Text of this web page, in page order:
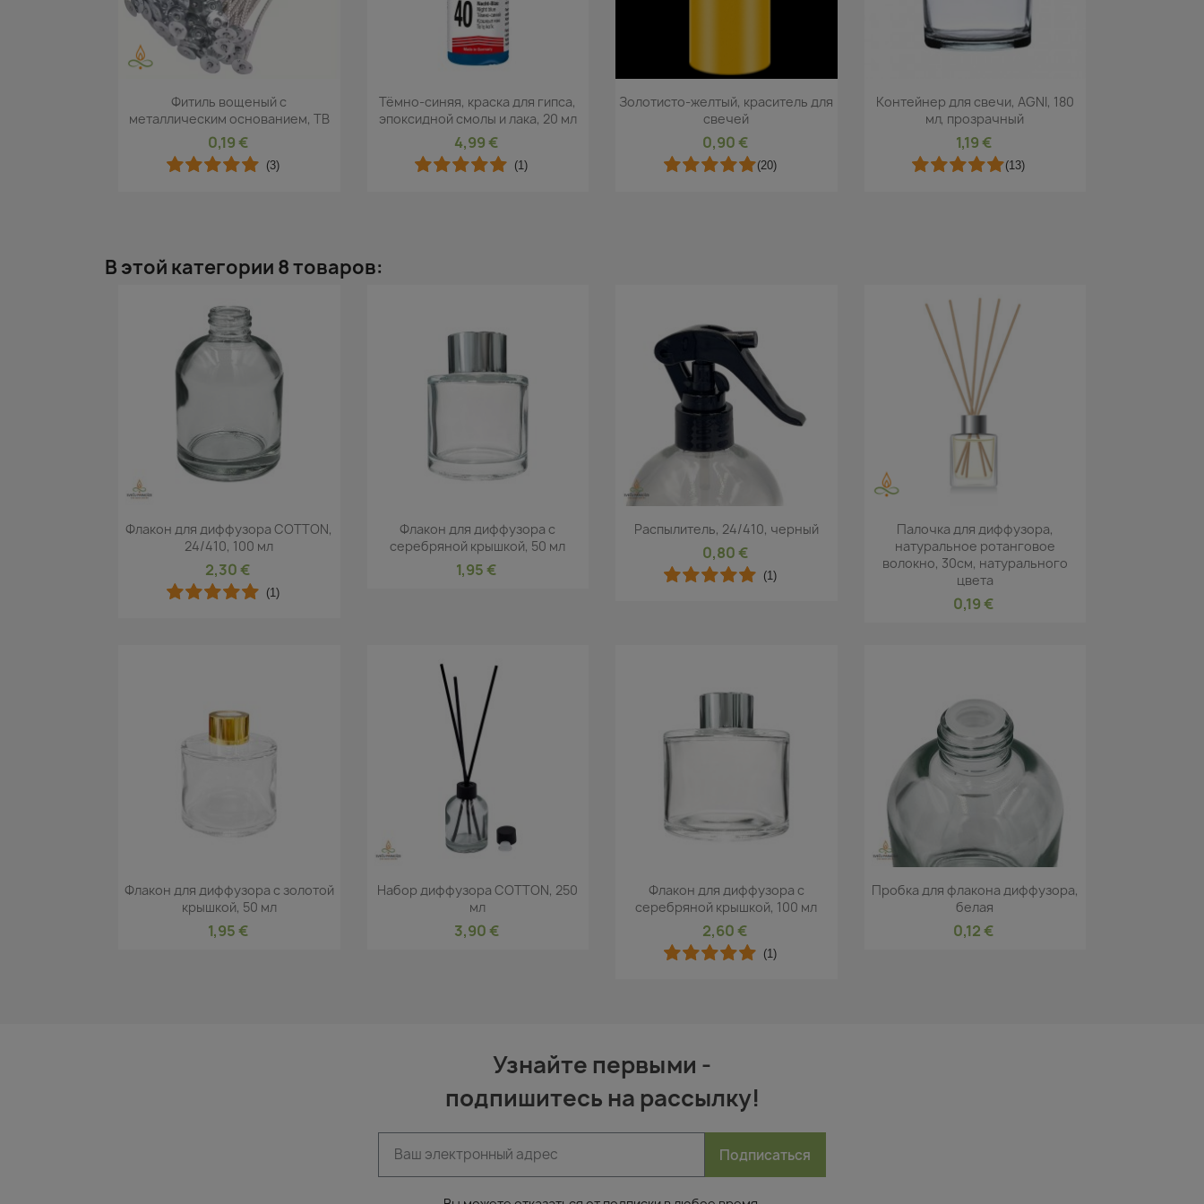
Быстрый просмотр
Фитиль вощеный с
металлическим основанием, TB
0,19 €
(3)
Быстрый просмотр
Тёмно-синяя, краска для гипса,
эпоксидной смолы и лака, 20 мл
4,99 €
(1)
Быстрый просмотр
Золотисто-желтый, краситель для
свечей
0,90 €
(20)
Быстрый просмотр
Контейнер для свечи, AGNI, 180
мл, прозрачный
1,19 €
(13)
В этой категории 8 товаров:
 Быстрый просмотр
Флакон для диффузора COTTON,
24/410, 100 мл
2,30 €
(1)
Быстрый просмотр
Флакон для диффузора с
серебряной крышкой, 50 мл
1,95 €
Быстрый просмотр
Распылитель, 24/410, черный
0,80 €
(1)
Быстрый просмотр
Палочка для диффузора,
натуральное ротанговое
волокно, 30см, натурального
цвета
0,19 €
 Быстрый просмотр
Флакон для диффузора с золотой
крышкой, 50 мл
1,95 €
 Быстрый просмотр
Набор диффузора COTTON, 250
мл
3,90 €
Быстрый просмотр
Флакон для диффузора с
серебряной крышкой, 100 мл
2,60 €
(1)
Быстрый просмотр
Пробка для флакона диффузора,
белая
0,12 €
Узнайте первыми -
подпишитесь на рассылку!
Подписаться